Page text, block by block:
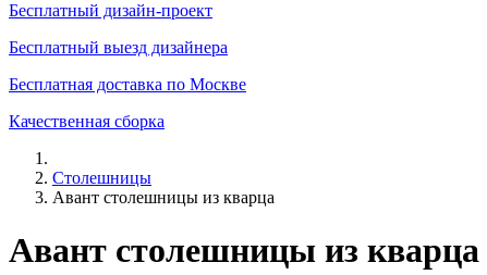
Бесплатный дизайн-проект
Бесплатный выезд дизайнера
Бесплатная доставка по Москве
Качественная сборка
Столешницы
Авант столешницы из кварца
Авант столешницы из кварца